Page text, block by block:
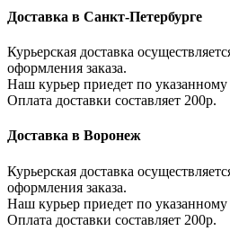
Доставка в Санкт-Петербурге
Курьерская доставка
оформления заказа.
Наш курьер приедет по указанному
Оплата доставки составляет 200р.
Доставка в Воронеж
Курьерская доставка
оформления заказа.
Наш курьер приедет по указанному
Оплата доставки составляет 200р.